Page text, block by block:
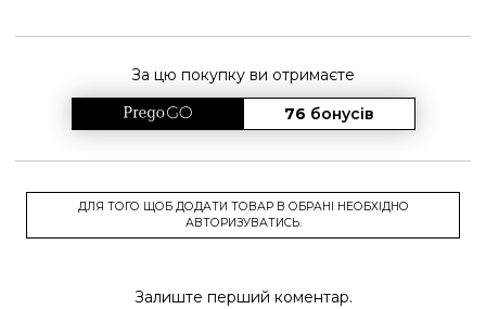
За цю покупку ви отримаєте
76 бонусів
ДЛЯ ТОГО ЩОБ ДОДАТИ ТОВАР В ОБРАНІ НЕОБХІДНО
АВТОРИЗУВАТИСЬ.
Залиште перший коментар.